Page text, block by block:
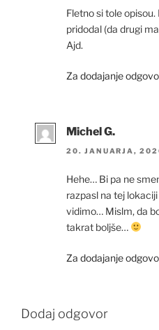
Fletno si tole
pridodal (da drugi
Ajd.
Za dodajanje
Michel G.
20. JANUARJA,
Hehe… Bi pa ne
razpasl na tej
vidimo… Mislm, da
takrat boljše…
Za dodajanje
Dodaj odgovor